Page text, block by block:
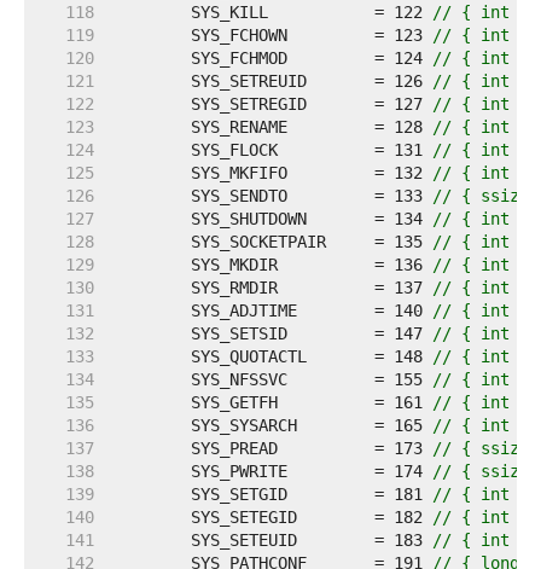
   118
	SYS_KILL           = 122
// { int
   119
	SYS_FCHOWN         = 123
// { int
   120
	SYS_FCHMOD         = 124
// { int
   121
	SYS_SETREUID       = 126
// { int
   122
	SYS_SETREGID       = 127
// { int
   123
	SYS_RENAME         = 128
// { int
   124
	SYS_FLOCK          = 131
// { int
   125
	SYS_MKFIFO         = 132
// { int
   126
	SYS_SENDTO         = 133
// {
   127
	SYS_SHUTDOWN       = 134
// { int
   128
	SYS_SOCKETPAIR     = 135
// { int
   129
	SYS_MKDIR          = 136
// { int
   130
	SYS_RMDIR          = 137
// { int
   131
	SYS_ADJTIME        = 140
// { int
   132
	SYS_SETSID         = 147
// { int
   133
	SYS_QUOTACTL       = 148
// { int
   134
	SYS_NFSSVC         = 155
// { int
   135
	SYS_GETFH          = 161
// { int
   136
	SYS_SYSARCH        = 165
// { int
   137
	SYS_PREAD          = 173
// {
   138
	SYS_PWRITE         = 174
// {
   139
	SYS_SETGID         = 181
// { int
   140
	SYS_SETEGID        = 182
// { int
   141
	SYS_SETEUID        = 183
// { int
   142
	SYS_PATHCONF       = 191
// { long